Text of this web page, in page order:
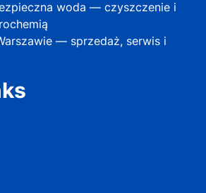
woda — czyszczenie i
— sprzedaż, serwis i